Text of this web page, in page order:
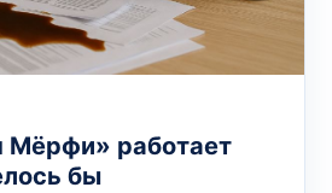
Мёрфи» работает
бы